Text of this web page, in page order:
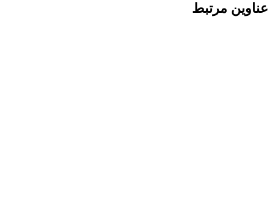
عناوین مرتبط